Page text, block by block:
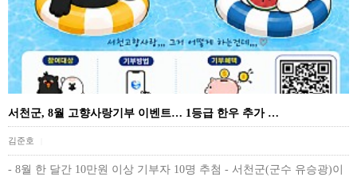
서천군, 8월 고향사랑기부 이벤트… 1등급 한우 추가 …
김준호
- 8월 한 달간 10만원 이상 기부자 10명 추첨 - 서천군(군수 유승광)이